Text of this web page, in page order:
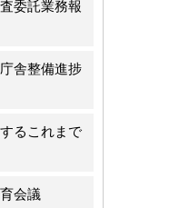
委託業務報
舎整備進捗
るこれまで
会議